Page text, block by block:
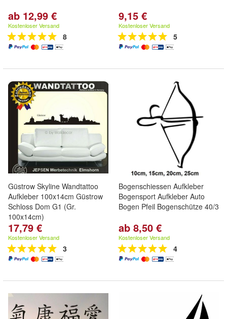
ab 12,99 €
Kostenloser Versand
8
9,15 €
Kostenloser Versand
5
Güstrow Skyline Wandtattoo
Aufkleber 100x14cm Güstrow
Schloss Dom G1 (Gr.
100x14cm)
17,79 €
Kostenloser Versand
3
Bogenschiessen Aufkleber
Bogensport Aufkleber Auto
Bogen Pfeil Bogenschütze 40/3
ab 8,50 €
Kostenloser Versand
4